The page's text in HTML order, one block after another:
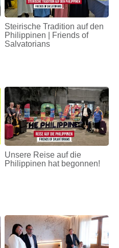
Steirische Tradition auf den
Philippinen | Friends of
Salvatorians
Unsere Reise auf die
Philippinen hat begonnen!